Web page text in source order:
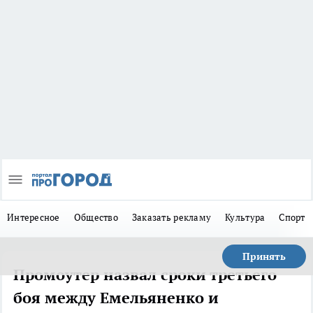
Интересное Общество Заказать рекламу Культура Спорт
Принять
Промоутер назвал сроки третьего
боя между Емельяненко и